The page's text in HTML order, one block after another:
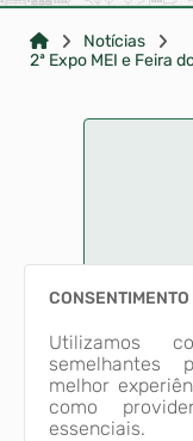
Notícias
Para
Utilizamos
semelhantes
melhor
como
essenciais.